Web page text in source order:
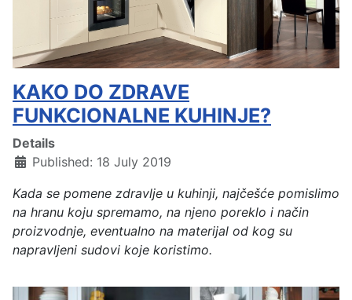
KAKO DO ZDRAVE
FUNKCIONALNE KUHINJE?
Details
Published: 18 July 2019
Kada se pomene zdravlje u kuhinji, najčešće pomislimo
na hranu koju spremamo, na njeno poreklo i način
proizvodnje, eventualno na materijal od kog su
napravljeni sudovi koje koristimo.